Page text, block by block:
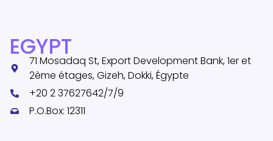
EGYPT
71 Mosadaq St, Export Development Bank, 1er et
2ème étages, Gizeh, Dokki, Égypte
+20 2 37627642/7/9
P.O.Box: 12311